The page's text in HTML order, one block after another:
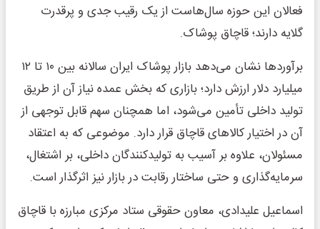
فعالان این حوزه سال‌هاست از یک رقیب جدی و پرقدرت
گلایه دارند؛ قاچاق پوشاک.
برآوردها نشان می‌دهد بازار پوشاک ایران سالانه بین ۱۰ تا ۱۲
میلیارد دلار ارزش دارد؛ بازاری که بخش عمده نیاز آن از طریق
تولید داخلی تأمین می‌شود، اما همچنان سهم قابل توجهی از
آن در اختیار کالاهای قاچاق قرار دارد. موضوعی که به اعتقاد
مسئولان، علاوه بر آسیب به تولیدکنندگان داخلی، بر اشتغال،
سرمایه‌گذاری و حتی ساختار رقابت در بازار نیز اثرگذار است.
اسماعیل علیدادی، معاون حقوقی ستاد مرکزی مبارزه با قاچاق